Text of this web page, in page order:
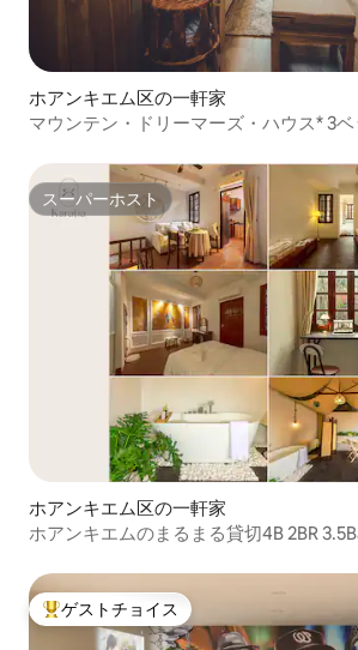
ホアンキエム区の一軒家
マウンテン・ドリーマーズ・ハウス* 3
スーパーホスト
スーパーホスト
ホアンキエム区の一軒家
ホアンキエムのまるまる貸切4B 2BR
大好評のゲストチョイスです。
ゲストチョイス